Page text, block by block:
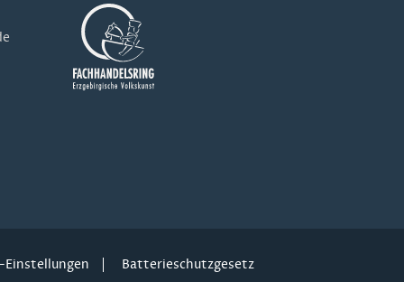
Einstellungen Batterieschutzgesetz